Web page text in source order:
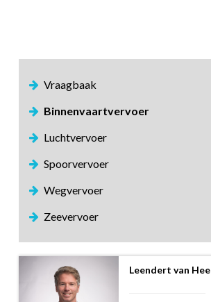
Vraagbaak
Binnenvaartvervoer
Luchtvervoer
Spoorvervoer
Wegvervoer
Zeevervoer
Leendert van Hee